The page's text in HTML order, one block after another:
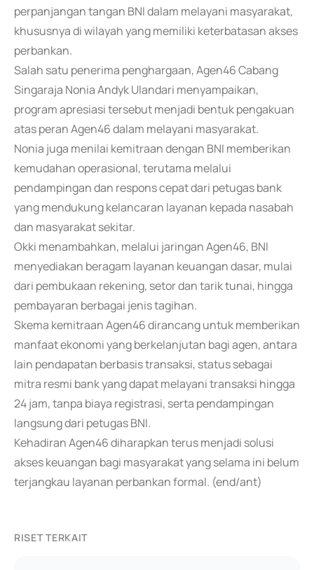
perpanjangan tangan BNI dalam melayani masyarakat,
khususnya di wilayah yang memiliki keterbatasan akses
perbankan.
Salah satu penerima penghargaan, Agen46 Cabang
Singaraja Nonia Andyk Ulandari menyampaikan,
program apresiasi tersebut menjadi bentuk pengakuan
atas peran Agen46 dalam melayani masyarakat.
Nonia juga menilai kemitraan dengan BNI memberikan
kemudahan operasional, terutama melalui
pendampingan dan respons cepat dari petugas bank
yang mendukung kelancaran layanan kepada nasabah
dan masyarakat sekitar.
Okki menambahkan, melalui jaringan Agen46, BNI
menyediakan beragam layanan keuangan dasar, mulai
dari pembukaan rekening, setor dan tarik tunai, hingga
pembayaran berbagai jenis tagihan.
Skema kemitraan Agen46 dirancang untuk memberikan
manfaat ekonomi yang berkelanjutan bagi agen, antara
lain pendapatan berbasis transaksi, status sebagai
mitra resmi bank yang dapat melayani transaksi hingga
24 jam, tanpa biaya registrasi, serta pendampingan
langsung dari petugas BNI.
Kehadiran Agen46 diharapkan terus menjadi solusi
akses keuangan bagi masyarakat yang selama ini belum
terjangkau layanan perbankan formal. (end/ant)
RISET TERKAIT